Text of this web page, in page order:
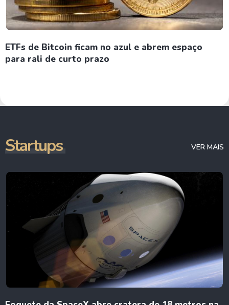
ETFs de Bitcoin ficam no azul e abrem espaço
para rali de curto prazo
Startups VER MAIS